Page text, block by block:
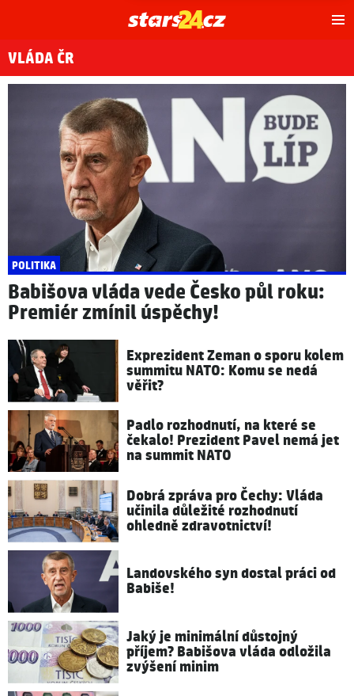
VLÁDA ČR
POLITIKA
Babišova vláda vede Česko půl roku:
Premiér zmínil úspěchy!
Exprezident Zeman o sporu kolem
summitu NATO: Komu se nedá
věřit?
Padlo rozhodnutí, na které se
čekalo! Prezident Pavel nemá jet
na summit NATO
Dobrá zpráva pro Čechy: Vláda
učinila důležité rozhodnutí
ohledně zdravotnictví!
Landovského syn dostal práci od
Babiše!
Jaký je minimální důstojný
příjem? Babišova vláda odložila
zvýšení minim